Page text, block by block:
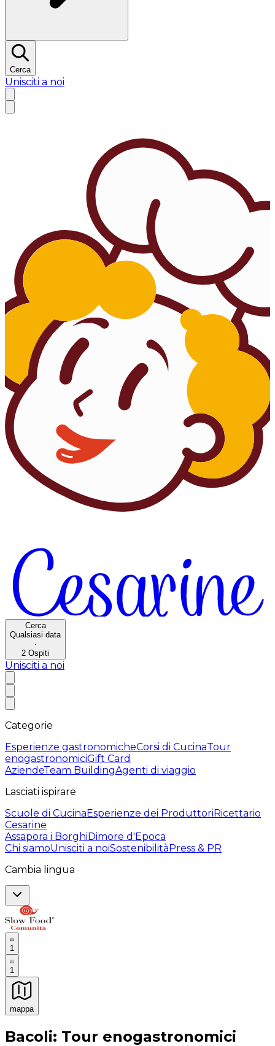
Cerca
Unisciti a noi
Cerca
Qualsiasi data
·
2 Ospiti
Unisciti a noi
Categorie
Esperienze gastronomicheCorsi di CucinaTour
enogastronomiciGift Card
AziendeTeam BuildingAgenti di viaggio
Lasciati ispirare
Scuole di CucinaEsperienze dei ProduttoriRicettario
Cesarine
Assapora i BorghiDimore d'Epoca
Chi siamoUnisciti a noiSostenibilitàPress & PR
Cambia lingua
1
1
mappa
Esperienze culinarie indimenticabili: Esperienze
Bacoli: Tour enogastronomici